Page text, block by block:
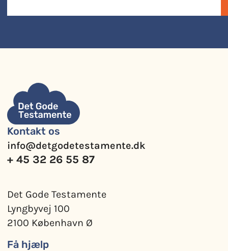
Kontakt os
info@detgodetestamente.dk
+ 45 32 26 55 87
Det Gode Testamente
Lyngbyvej 100
2100 København Ø
Få hjælp